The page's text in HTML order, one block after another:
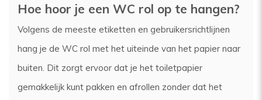
Hoe hoor je een WC rol op te hangen?
Volgens de meeste etiketten en gebruikersrichtlijnen
hang je de WC rol met het uiteinde van het papier naar
buiten. Dit zorgt ervoor dat je het toiletpapier
gemakkelijk kunt pakken en afrollen zonder dat het